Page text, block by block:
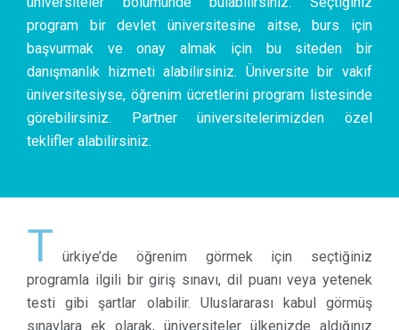
program bir devlet üniversitesine aitse, burs için
başvurmak ve onay almak için bu siteden bir
danışmanlık hizmeti alabilirsiniz. Üniversite bir vakıf
üniversitesiyse, öğrenim ücretlerini program listesinde
görebilirsiniz. Partner üniversitelerimizden özel
teklifler alabilirsiniz.
T ürkiye’de öğrenim görmek için seçtiğiniz
programla ilgili bir giriş sınavı, dil puanı veya yetenek
testi gibi şartlar olabilir. Uluslararası kabul görmüş
sınavlara ek olarak, üniversiteler ülkenizde aldığınız